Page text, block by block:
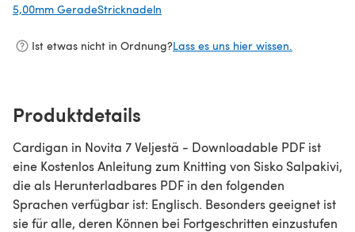
5,00mm GeradeStricknadeln
Ist etwas nicht in Ordnung?Lass es uns hier wissen.
Produktdetails
Cardigan in Novita 7 Veljestä - Downloadable PDF ist
eine Kostenlos Anleitung zum Knitting von Sisko Salpakivi,
die als Herunterladbares PDF in den folgenden
Sprachen verfügbar ist: Englisch. Besonders geeignet ist
sie für alle, deren Können bei Fortgeschritten einzustufen